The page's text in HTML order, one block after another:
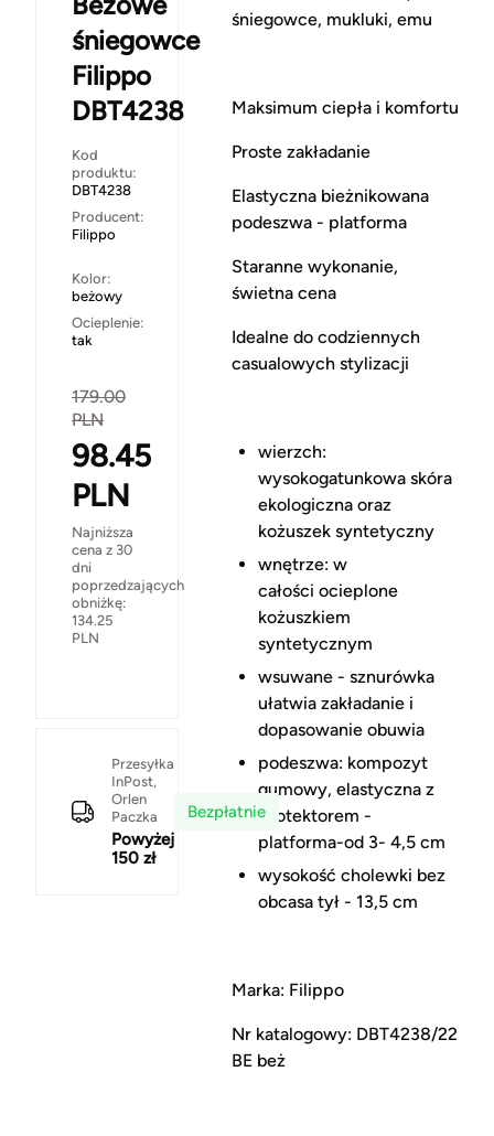
śniegowce
Filippo
DBT4238
Kod
produktu:
DBT4238
Producent:
Filippo
Kolor:
beżowy
Ocieplenie:
tak
179.00
PLN
98.45
PLN
Najniższa
cena z 30
dni
poprzedzających
obniżkę:
134.25
PLN
Przesyłka
InPost,
Orlen
Paczka
Powyżej
150 zł
Bezpłatnie
śniegowce, mukluki, emu
Maksimum ciepła i komfortu
Proste zakładanie
Elastyczna bieżnikowana
podeszwa - platforma
Staranne wykonanie,
świetna cena
Idealne do codziennych
casualowych stylizacji
wierzch:
wysokogatunkowa skóra
ekologiczna oraz
kożuszek syntetyczny
wnętrze: w
całości ocieplone
kożuszkiem
syntetycznym
wsuwane - sznurówka
ułatwia zakładanie i
dopasowanie obuwia
podeszwa: kompozyt
gumowy, elastyczna z
protektorem -
platforma-od 3- 4,5 cm
wysokość cholewki bez
obcasa tył - 13,5 cm
Marka: Filippo
Nr katalogowy: DBT4238/22
BE beż